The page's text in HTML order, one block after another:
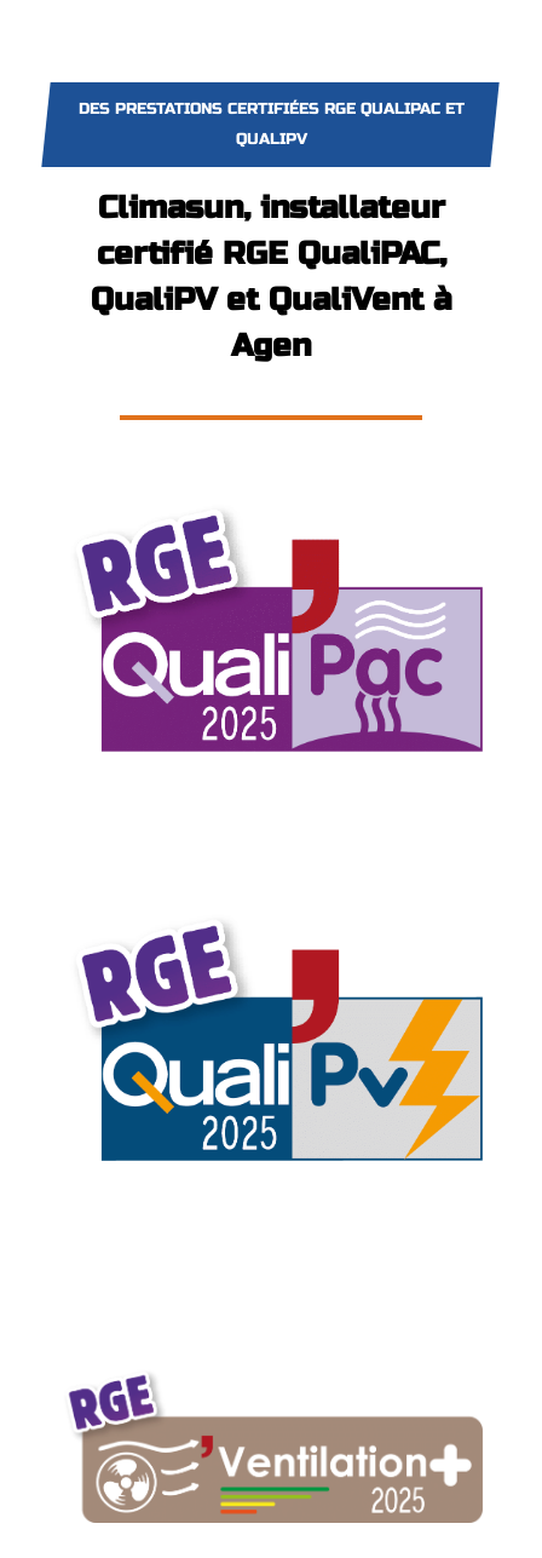
DES PRESTATIONS CERTIFIÉES RGE QUALIPAC ET
QUALIPV
Climasun, installateur
certifié RGE QualiPAC,
QualiPV et QualiVent à
Agen